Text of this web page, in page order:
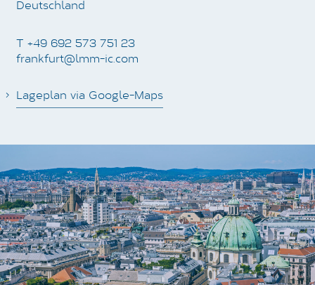
Deutschland
T +49 692 573 751 23
frankfurt@lmm-ic.com
Lageplan via Google-Maps